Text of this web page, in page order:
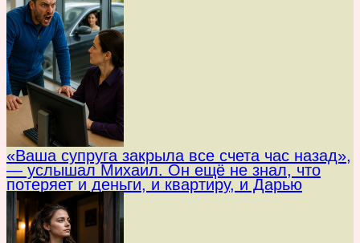
«Ваша супруга закрыла все счета час назад»,
— услышал Михаил. Он ещё не знал, что
потеряет и деньги, и квартиру, и Дарью